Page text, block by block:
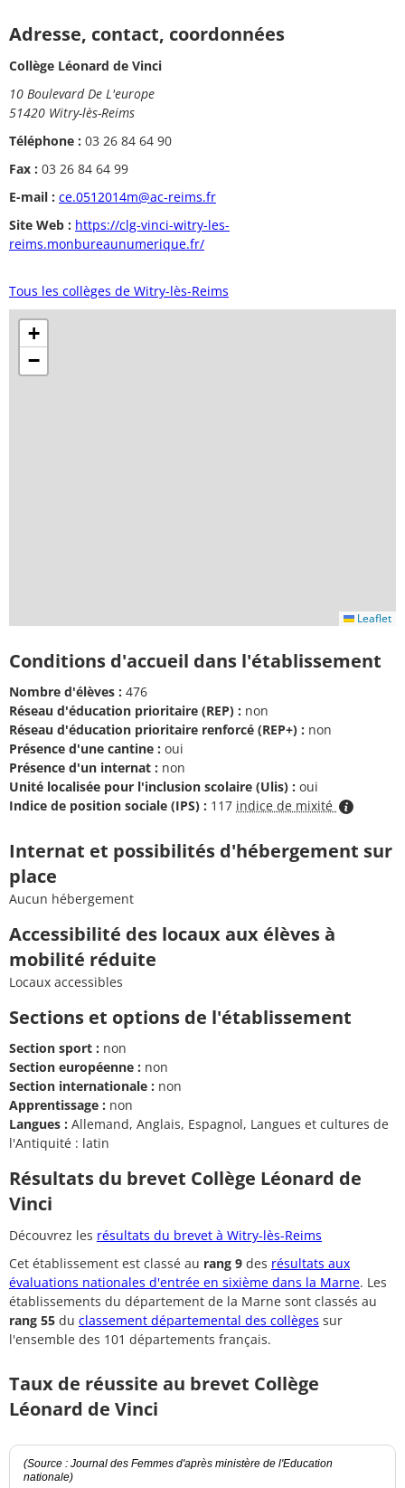
Adresse, contact, coordonnées
Collège Léonard de Vinci
10 Boulevard De L'europe
51420 Witry-lès-Reims
Téléphone : 03 26 84 64 90
Fax : 03 26 84 64 99
E-mail : ce.0512014m@ac-reims.fr
Site Web : https://clg-vinci-witry-les-
reims.monbureaunumerique.fr/
Tous les collèges de Witry-lès-Reims
+
−
Leaflet
Conditions d'accueil dans l'établissement
Nombre d'élèves : 476
Réseau d'éducation prioritaire (REP) : non
Réseau d'éducation prioritaire renforcé (REP+) : non
Présence d'une cantine : oui
Présence d'un internat : non
Unité localisée pour l'inclusion scolaire (Ulis) : oui
Indice de position sociale (IPS) : 117 indice de mixité
Internat et possibilités d'hébergement sur
place
Aucun hébergement
Accessibilité des locaux aux élèves à
mobilité réduite
Locaux accessibles
Sections et options de l'établissement
Section sport : non
Section européenne : non
Section internationale : non
Apprentissage : non
Langues : Allemand, Anglais, Espagnol, Langues et cultures de
l'Antiquité : latin
Résultats du brevet Collège Léonard de
Vinci
Découvrez les résultats du brevet à Witry-lès-Reims
Cet établissement est classé au rang 9 des résultats aux
évaluations nationales d'entrée en sixième dans la Marne. Les
établissements du département de la Marne sont classés au
rang 55 du classement départemental des collèges sur
l'ensemble des 101 départements français.
Taux de réussite au brevet Collège
Léonard de Vinci
(Source : Journal des Femmes d'après ministère de l'Education
nationale)